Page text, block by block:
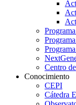
Centro
Conocimiento
CEPI
Cátedra